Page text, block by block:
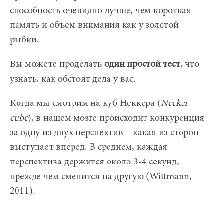
способность очевидно лучше, чем короткая
память и объем внимания как у золотой
рыбки.
Вы можете проделать один простой тест, что
узнать, как обстоят дела у вас.
Когда мы смотрим на куб Неккера (Necker
cube), в нашем мозге происходит конкуренция
за одну из двух перспектив – какая из сторон
выступает вперед. В среднем, каждая
перспектива держится около 3-4 секунд,
прежде чем сменится на другую (Wittmann,
2011).